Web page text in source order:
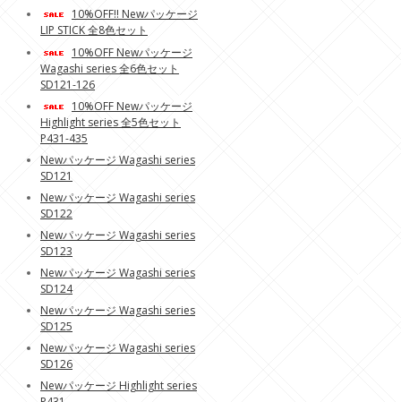
10%OFF!! Newパッケージ
LIP STICK 全8色セット
10%OFF Newパッケージ
Wagashi series 全6色セット
SD121-126
10%OFF Newパッケージ
Highlight series 全5色セット
P431-435
Newパッケージ Wagashi series
SD121
Newパッケージ Wagashi series
SD122
Newパッケージ Wagashi series
SD123
Newパッケージ Wagashi series
SD124
Newパッケージ Wagashi series
SD125
Newパッケージ Wagashi series
SD126
Newパッケージ Highlight series